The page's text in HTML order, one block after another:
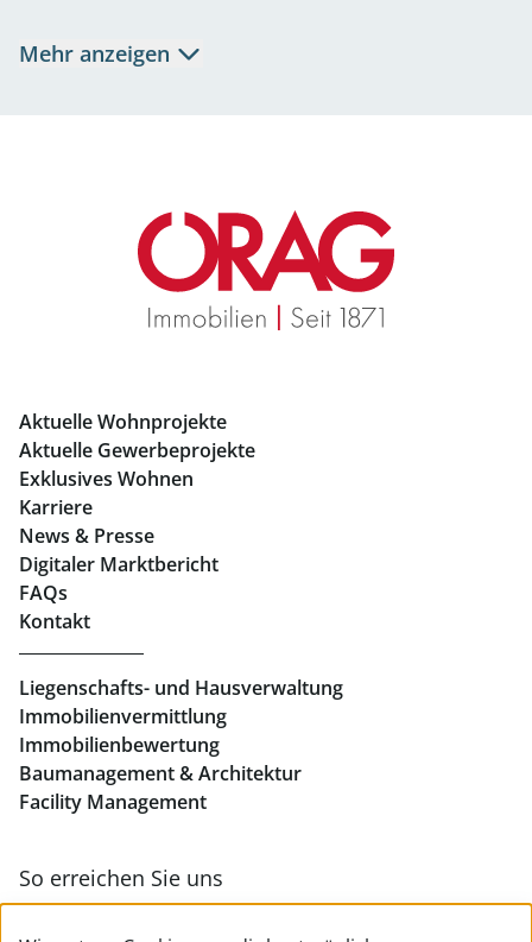
Immobilien in Graz
Mietwohnungen Graz
Eigentumswohnungen Graz
Geschäftslokale mieten Graz
Immobilien in Linz
Eigentumswohnungen Linz
Büros mieten Linz
Geschäftslokale mieten Linz
Mehr anzeigen
Aktuelle Wohnprojekte
Aktuelle Gewerbeprojekte
Exklusives Wohnen
Karriere
News & Presse
Digitaler Marktbericht
FAQs
Kontakt
Liegenschafts- und Hausverwaltung
Immobilienvermittlung
Immobilienbewertung
Baumanagement & Architektur
Facility Management
So erreichen Sie uns